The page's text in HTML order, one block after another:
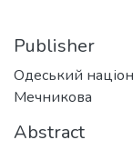
Publisher
Одеський
Мечникова
Abstract